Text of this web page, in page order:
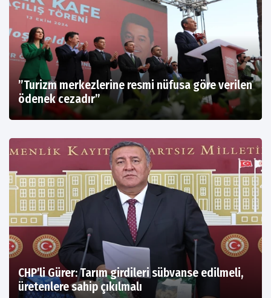
”Turizm merkezlerine resmi nüfusa göre verilen
ödenek cezadır”
CHP’li Gürer: Tarım girdileri sübvanse edilmeli,
üretenlere sahip çıkılmalı